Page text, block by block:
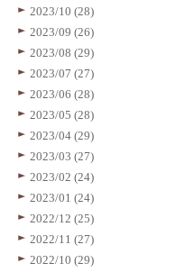
2023/10 (28)
2023/09 (26)
2023/08 (29)
2023/07 (27)
2023/06 (28)
2023/05 (28)
2023/04 (29)
2023/03 (27)
2023/02 (24)
2023/01 (24)
2022/12 (25)
2022/11 (27)
2022/10 (29)